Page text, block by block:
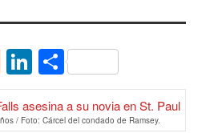
GmailLinkedIn
Compartir
/ Foto: Cárcel del condado de Ramsey.